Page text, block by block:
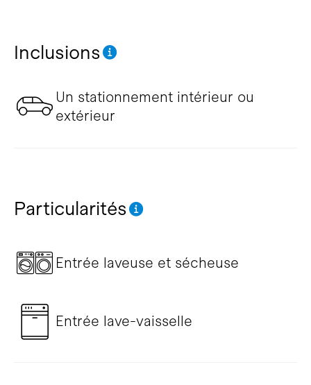
Inclusions
Un stationnement intérieur ou
extérieur
Particularités
Entrée laveuse et sécheuse
Entrée lave-vaisselle